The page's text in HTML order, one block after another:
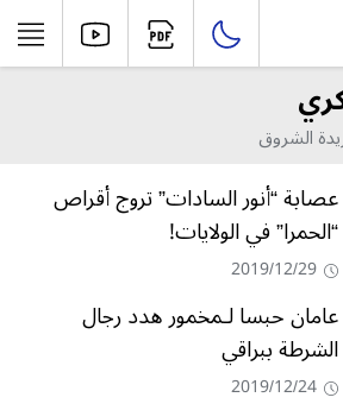
الشروق
عصابة “أنور السادات” تروج أقراص
“الحمرا” في الولايات!
2019/12/29
عامان حبسا لـمخمور هدد رجال
الشرطة ببراقي
2019/12/24